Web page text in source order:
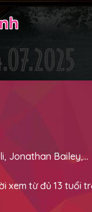
Jonathan Bailey,…
xem từ đủ 13 tuổi